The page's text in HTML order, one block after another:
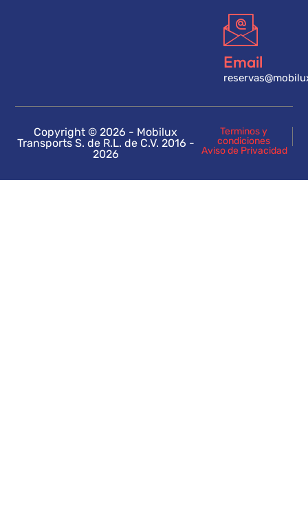
Email
Copyright © 2026 - Mobilux
Transports S. de R.L. de C.V. 2016 -
2026
Terminos y
condiciones
Aviso de Privacidad